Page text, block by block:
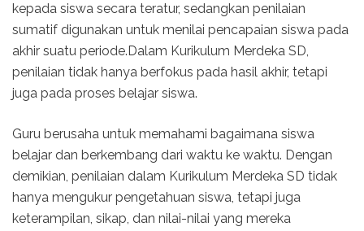
kepada siswa secara teratur, sedangkan penilaian
sumatif digunakan untuk menilai pencapaian siswa pada
akhir suatu periode.Dalam Kurikulum Merdeka SD,
penilaian tidak hanya berfokus pada hasil akhir, tetapi
juga pada proses belajar siswa.
Guru berusaha untuk memahami bagaimana siswa
belajar dan berkembang dari waktu ke waktu. Dengan
demikian, penilaian dalam Kurikulum Merdeka SD tidak
hanya mengukur pengetahuan siswa, tetapi juga
keterampilan, sikap, dan nilai-nilai yang mereka